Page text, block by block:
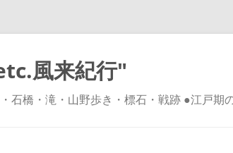
風来紀行"
橋・滝・山野歩き・標石・戦跡 ●江戸期